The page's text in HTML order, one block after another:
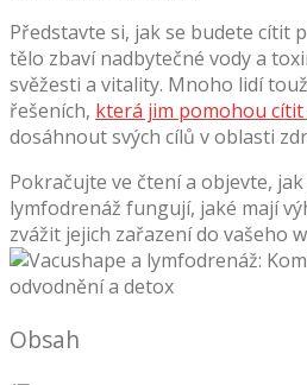
Představte si, jak se budete cítit
tělo zbaví nadbytečné vody a
svěžesti a vitality. Mnoho lidí
řešeních, která jim pomohou cítit
dosáhnout svých cílů v oblasti
Pokračujte ve čtení a objevte,
lymfodrenáž fungují, jaké mají
zvážit jejich zařazení do vašeho
Obsah